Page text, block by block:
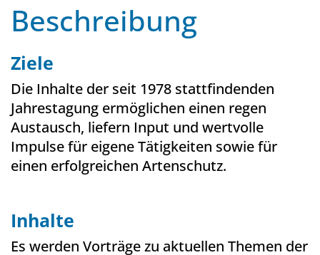
Beschreibung
Ziele
Die Inhalte der seit 1978 stattfindenden
Jahrestagung ermöglichen einen regen
Austausch, liefern Input und wertvolle
Impulse für eigene Tätigkeiten sowie für
einen erfolgreichen Artenschutz.
Inhalte
Es werden Vorträge zu aktuellen Themen der